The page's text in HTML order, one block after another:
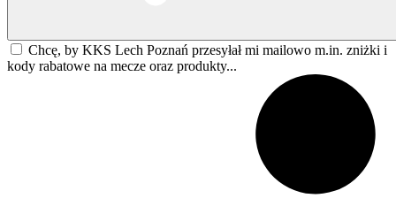
Chcę, by KKS Lech Poznań przesyłał mi mailowo m.in. zniżki i
kody rabatowe na mecze oraz produkty...